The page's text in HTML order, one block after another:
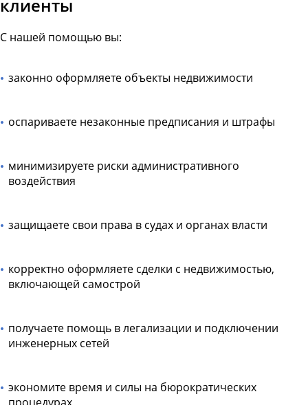
клиенты
С нашей помощью вы:
законно оформляете объекты недвижимости
оспариваете незаконные предписания и штрафы
минимизируете риски административного
воздействия
защищаете свои права в судах и органах власти
корректно оформляете сделки с недвижимостью,
включающей самострой
получаете помощь в легализации и подключении
инженерных сетей
экономите время и силы на бюрократических